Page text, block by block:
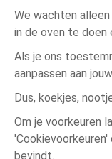
We wachten
in de oven te doen
Als je ons
aanpassen aan
Dus, koekjes,
Om je voorkeuren
bevindt.
Beige Beige